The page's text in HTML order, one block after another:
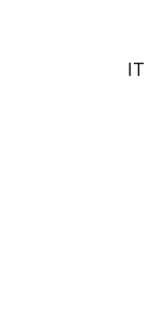
IT